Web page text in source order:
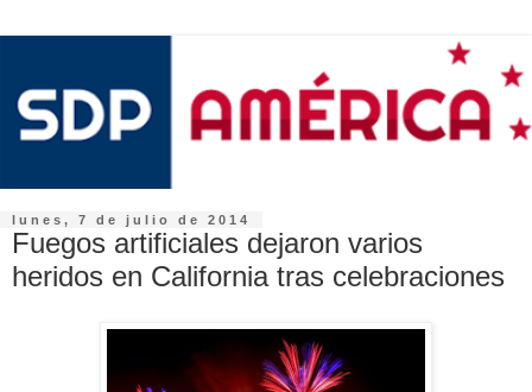
lunes, 7 de julio de 2014
Fuegos artificiales dejaron varios
heridos en California tras celebraciones